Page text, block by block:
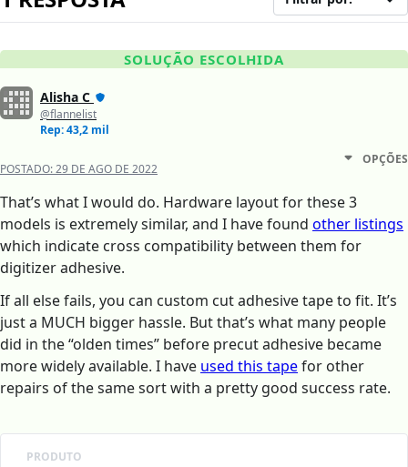
SOLUÇÃO ESCOLHIDA
Alisha C
@flannelist
Rep: 43,2 mil
POSTADO:29 DE AGO DE 2022
OPÇÕES
That’s what I would do. Hardware layout for these 3
models is extremely similar, and I have found other listings
which indicate cross compatibility between them for
digitizer adhesive.
If all else fails, you can custom cut adhesive tape to fit. It’s
just a MUCH bigger hassle. But that’s what many people
did in the “olden times” before precut adhesive became
more widely available. I have used this tapefor other
repairs of the same sort with a pretty good success rate.
PRODUTO